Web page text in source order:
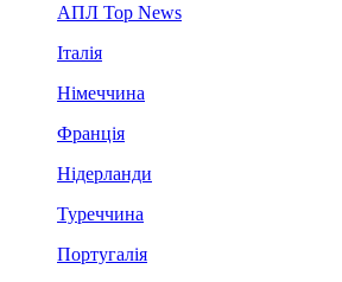
АПЛ Top News
Італія
Німеччина
Франція
Нідерланди
Туреччина
Португалія